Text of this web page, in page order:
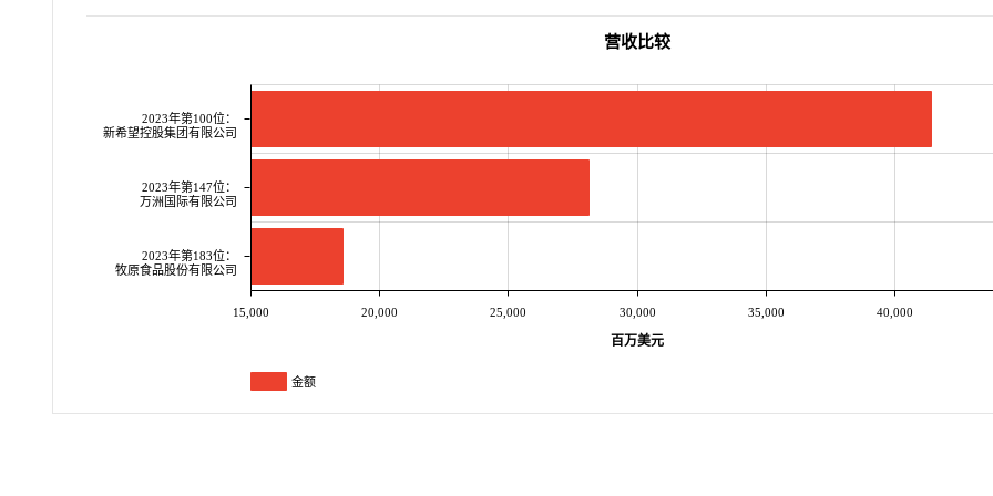
2023年第100位：
新希望控股集团有限公司
2023年第147位：
万洲国际有限公司
2023年第183位：
牧原食品股份有限公司
15,000 20,000 25,000 30,000 35,000 40,000
百万美元
营收比较
金额